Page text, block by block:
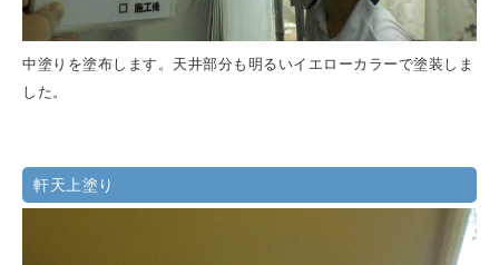
中塗りを塗布します。天井部分も明るいイエローカラーで塗装しま
した。
軒天上塗り